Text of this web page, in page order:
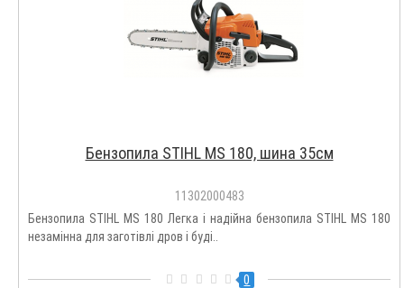
Бензопила STIHL MS 180, шина 35см
11302000483
Бензопила STIHL MS 180 Легка і надійна бензопила STIHL MS 180
незамінна для заготівлі дров і буді..
0